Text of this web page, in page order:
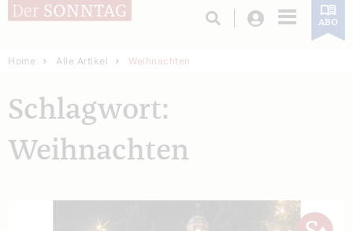
Login ABO
Home Alle Artikel Weihnachten
Schlagwort:
Weihnachten